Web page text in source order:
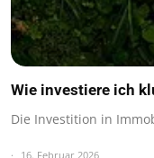
Wie investiere ich
Die Investition in
16. Februar 2026